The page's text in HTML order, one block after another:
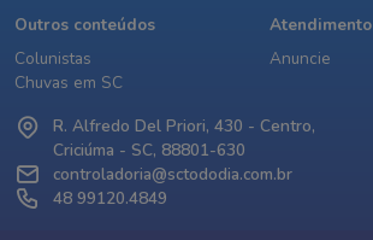
Outros conteúdos
Colunistas
Chuvas em SC
Atendimento
Anuncie
R. Alfredo Del Priori, 430 - Centro,
Criciúma - SC, 88801-630
controladoria@sctododia.com.br
48 99120.4849